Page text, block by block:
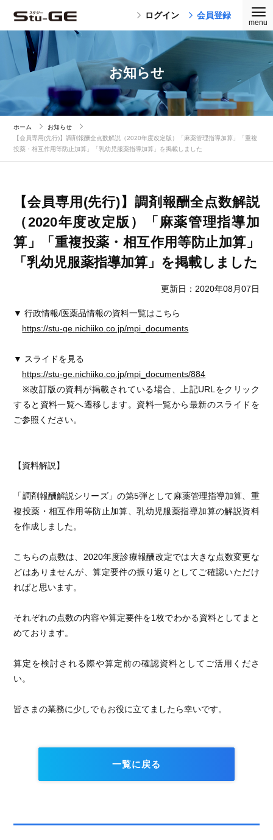
ログイン 会員登録
お知らせ
ホーム
お知らせ
【会員専用(先行)】調剤報酬全点数解説（2020年度改定版）「麻薬管理指導加算」「重複
投薬・相互作用等防止加算」「乳幼児服薬指導加算」を掲載しました
【会員専用(先行)】調剤報酬全点数解説
（2020年度改定版）「麻薬管理指導加
算」「重複投薬・相互作用等防止加算」
「乳幼児服薬指導加算」を掲載しました
更新日：2020年08月07日
▼ 行政情報/医薬品情報の資料一覧はこちら
https://stu-ge.nichiiko.co.jp/mpi_documents
▼ スライドを見る
https://stu-ge.nichiiko.co.jp/mpi_documents/884
※改訂版の資料が掲載されている場合、上記URLをクリック
すると資料一覧へ遷移します。資料一覧から最新のスライドを
ご参照ください。
【資料解説】
「調剤報酬解説シリーズ」の第5弾として麻薬管理指導加算、重
複投薬・相互作用等防止加算、乳幼児服薬指導加算の解説資料
を作成しました。
こちらの点数は、2020年度診療報酬改定では大きな点数変更な
どはありませんが、算定要件の振り返りとしてご確認いただけ
ればと思います。
それぞれの点数の内容や算定要件を1枚でわかる資料としてまと
めております。
算定を検討される際や算定前の確認資料としてご活用くださ
い。
皆さまの業務に少しでもお役に立てましたら幸いです。
一覧に戻る